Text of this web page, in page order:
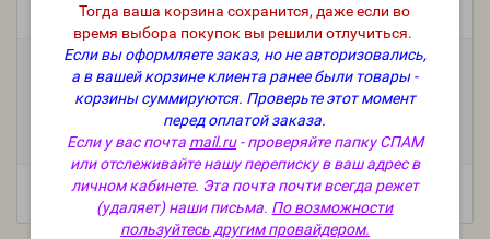
Тогда ваша корзина сохранится, даже если во
время выбора покупок вы решили отлучиться.
Если вы оформляете заказ, но не авторизовались,
а в вашей корзине клиента ранее были товары -
корзины суммируются. Проверьте этот момент
перед оплатой заказа.
Если у вас почта mail.ru- проверяйте папку СПАМ
или отслеживайте нашу переписку в ваш адрес в
личном кабинете. Эта почта почти всегда режет
(удаляет) наши письма. По возможности
пользуйтесь другим провайдером.
Модель: FO-USA-NG-404
Фасовка:
1 200 руб. 50 г 660 руб. 25 г 363 руб. 10 г 159 руб.
112 руб.